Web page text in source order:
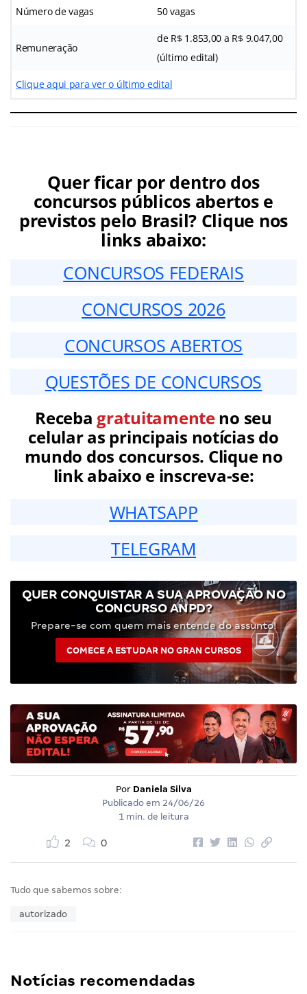
Número de vagas 50 vagas
Remuneração
de R$ 1.853,00 a R$ 9.047,00
(último edital)
Clique aqui para ver o último edital
Quer ficar por dentro dos
concursos públicos abertos e
previstos pelo Brasil? Clique nos
links abaixo:
CONCURSOS FEDERAIS
CONCURSOS 2026
CONCURSOS ABERTOS
QUESTÕES DE CONCURSOS
Receba gratuitamenteno seu
celular as principais notícias do
mundo dos concursos. Clique no
link abaixo e inscreva-se:
WHATSAPP
TELEGRAM
QUER CONQUISTAR A SUA APROVAÇÃO NO
CONCURSO ANPD?
Prepare-se com quem mais entende do assunto!
COMECE A ESTUDAR NO GRAN CURSOS
Por Daniela Silva
Publicado em 24/06/26
1 min. de leitura
2 0
Tudo que sabemos sobre:
autorizado
Notícias recomendadas